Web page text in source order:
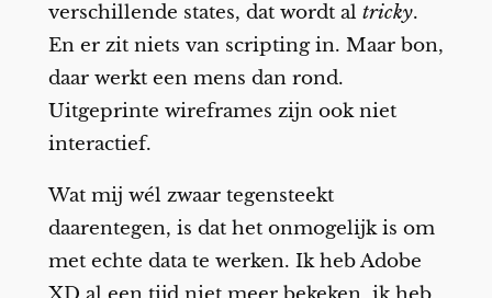
verschillende states, dat wordt al tricky.
En er zit niets van scripting in. Maar bon,
daar werkt een mens dan rond.
Uitgeprinte wireframes zijn ook niet
interactief.
Wat mij wél zwaar tegensteekt
daarentegen, is dat het onmogelijk is om
met echte data te werken. Ik heb Adobe